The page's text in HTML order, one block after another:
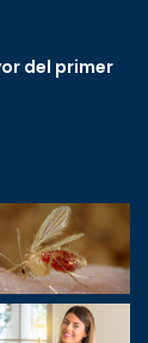
del primer